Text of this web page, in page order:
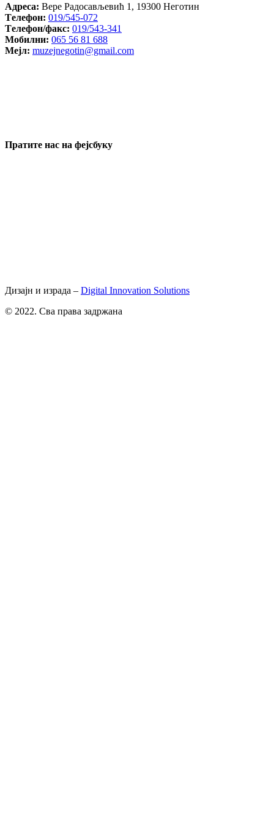
Aдреса: Вере Радосављевић 1, 19300 Неготин
Tелефон: 019/545-072
Tелефон/факс: 019/543-341
Mобилни: 065 56 81 688
Mејл: muzejnegotin@gmail.com
Пратите нас на фејсбуку
Дизајн и израда – Digital Innovation Solutions
© 2022. Сва права задржана